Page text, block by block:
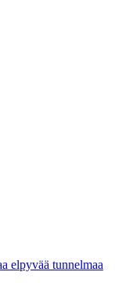
elpyvää tunnelmaa